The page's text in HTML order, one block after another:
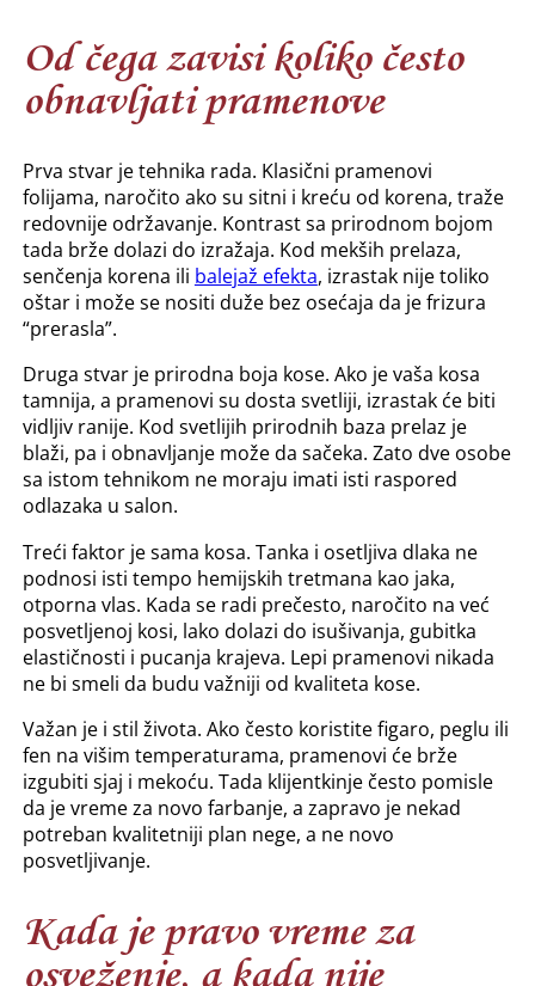
Od čega zavisi koliko često
obnavljati pramenove
Prva stvar je tehnika rada. Klasični pramenovi
folijama, naročito ako su sitni i kreću od korena, traže
redovnije održavanje. Kontrast sa prirodnom bojom
tada brže dolazi do izražaja. Kod mekših prelaza,
senčenja korena ili balejaž efekta, izrastak nije toliko
oštar i može se nositi duže bez osećaja da je frizura
“prerasla”.
Druga stvar je prirodna boja kose. Ako je vaša kosa
tamnija, a pramenovi su dosta svetliji, izrastak će biti
vidljiv ranije. Kod svetlijih prirodnih baza prelaz je
blaži, pa i obnavljanje može da sačeka. Zato dve osobe
sa istom tehnikom ne moraju imati isti raspored
odlazaka u salon.
Treći faktor je sama kosa. Tanka i osetljiva dlaka ne
podnosi isti tempo hemijskih tretmana kao jaka,
otporna vlas. Kada se radi prečesto, naročito na već
posvetljenoj kosi, lako dolazi do isušivanja, gubitka
elastičnosti i pucanja krajeva. Lepi pramenovi nikada
ne bi smeli da budu važniji od kvaliteta kose.
Važan je i stil života. Ako često koristite figaro, peglu ili
fen na višim temperaturama, pramenovi će brže
izgubiti sjaj i mekoću. Tada klijentkinje često pomisle
da je vreme za novo farbanje, a zapravo je nekad
potreban kvalitetniji plan nege, a ne novo
posvetljivanje.
Kada je pravo vreme za
osveženje, a kada nije